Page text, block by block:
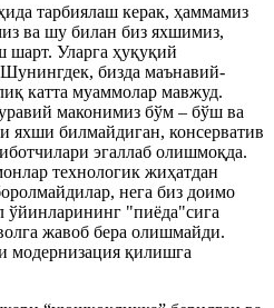
тарбиялаш керак, ҳаммамиз
ва шу билан биз яхшимиз,
шарт. Уларга ҳуқуқий
бизда маънавий-
катта муаммолар мавжуд.
маконимиз бўм – бўш ва
яхши билмайдиган, консерватив
эгаллаб олишмоқда.
технологик жиҳатдан
нега биз доимо
ўйинларининг "пиёда"сига
жавоб бера олишмайди.
модернизация қилишга